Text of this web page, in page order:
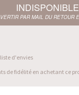
INDISPONIBLE
PAR MAIL DU RETOUR
d'envies
de fidélité en achetant ce